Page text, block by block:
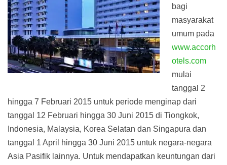
bagi
masyarakat
umum pada
www.accorh
otels.com
mulai
tanggal 2
hingga 7 Februari 2015 untuk periode menginap dari
tanggal 12 Februari hingga 30 Juni 2015 di Tiongkok,
Indonesia, Malaysia, Korea Selatan dan Singapura dan
tanggal 1 April hingga 30 Juni 2015 untuk negara-negara
Asia Pasifik lainnya. Untuk mendapatkan keuntungan dari